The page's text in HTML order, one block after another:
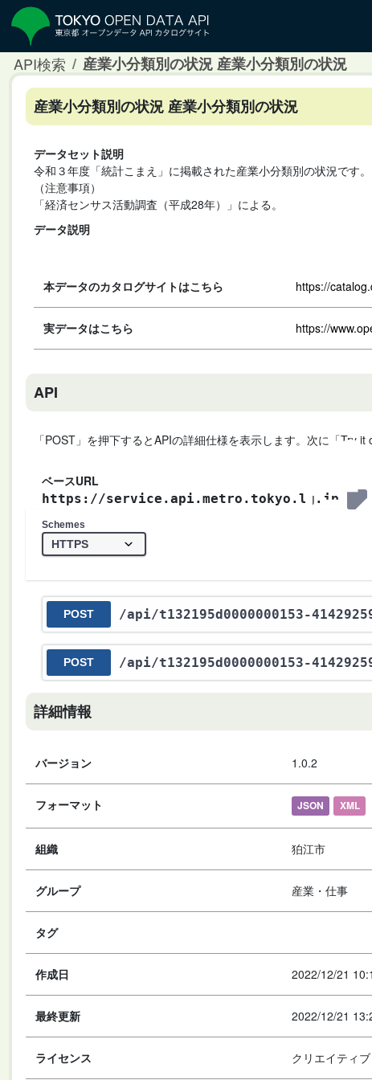
API検索 産業小分類別の状況 産業小分類別の状況
産業小分類別の状況 産業小分類別の状況
データセット説明
令和３年度「統計こまえ」に掲載された産業小分類別の状況です。
（注意事項）
「経済センサス活動調査（平成28年）」による。
データ説明
本データのカタログサイトはこちら https://
実データはこちら https://
API
「POST」を押下するとAPIの詳細仕様を表示します。次に「Try
ベースURL
https://service.api.metro.tokyo.lg.jp
Schemes
POST /api/t132195d0000000153-
POST /api/t132195d0000000153-
詳細情報
バージョン 1.0.2
フォーマット JSON XML
組織 狛江市
グループ 産業・仕事
タグ
作成日 2022/12/21
最終更新 2022/12/21
ライセンス クリエイティ